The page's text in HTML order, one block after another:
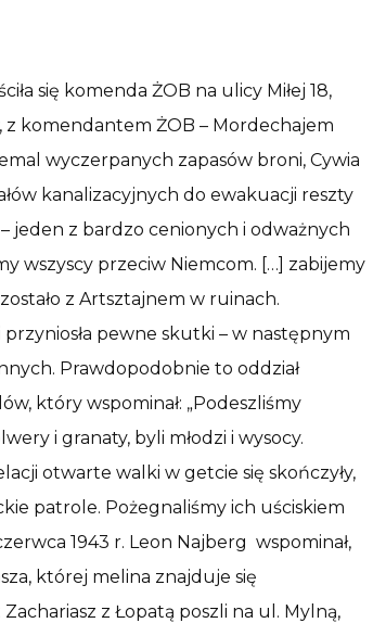
się komenda ŻOB na ulicy Miłej 18,
komendantem ŻOB – Mordechajem
wyczerpanych zapasów broni, Cywia
kanalizacyjnych do ewakuacji reszty
jeden z bardzo cenionych i odważnych
wszyscy przeciw Niemcom. […] zabijemy
z Artsztajnem w ruinach.
pewne skutki – w następnym
Prawdopodobnie to oddział
który wspominał: „Podeszliśmy
i granaty, byli młodzi i wysocy.
otwarte walki w getcie się skończyły,
patrole. Pożegnaliśmy ich uściskiem
1943 r. Leon Najberg wspominał,
której melina znajduje się
z Łopatą poszli na ul. Mylną,